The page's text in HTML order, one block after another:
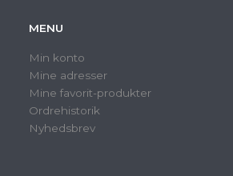
MENU
Min konto
Mine adresser
Mine favorit-produkter
Ordrehistorik
Nyhedsbrev